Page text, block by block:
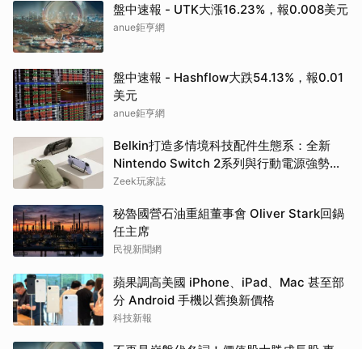
盤中速報 - UTK大漲16.23%，報0.008美元
anue鉅亨網
盤中速報 - Hashflow大跌54.13%，報0.01
美元
anue鉅亨網
Belkin打造多情境科技配件生態系：全新
Nintendo Switch 2系列與行動電源強勢登
場
Zeek玩家誌
秘魯國營石油重組董事會 Oliver Stark回鍋
任主席
民視新聞網
蘋果調高美國 iPhone、iPad、Mac 甚至部
分 Android 手機以舊換新價格
科技新報